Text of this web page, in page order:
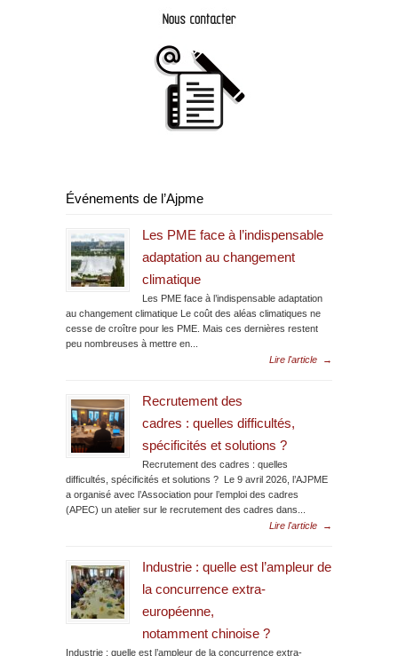
Événements de l’Ajpme
Les PME face à l’indispensable
adaptation au changement
climatique
Les PME face à l’indispensable adaptation
au changement climatique Le coût des aléas climatiques ne
cesse de croître pour les PME. Mais ces dernières restent
peu nombreuses à mettre en...
Lire l'article
→
Recrutement des
cadres : quelles difficultés,
spécificités et solutions ?
Recrutement des cadres : quelles
difficultés, spécificités et solutions ? Le 9 avril 2026, l’AJPME
a organisé avec l’Association pour l’emploi des cadres
(APEC) un atelier sur le recrutement des cadres dans...
Lire l'article
→
Industrie : quelle est l’ampleur de
la concurrence extra-
européenne,
notamment chinoise ?
Industrie : quelle est l’ampleur de la concurrence extra-